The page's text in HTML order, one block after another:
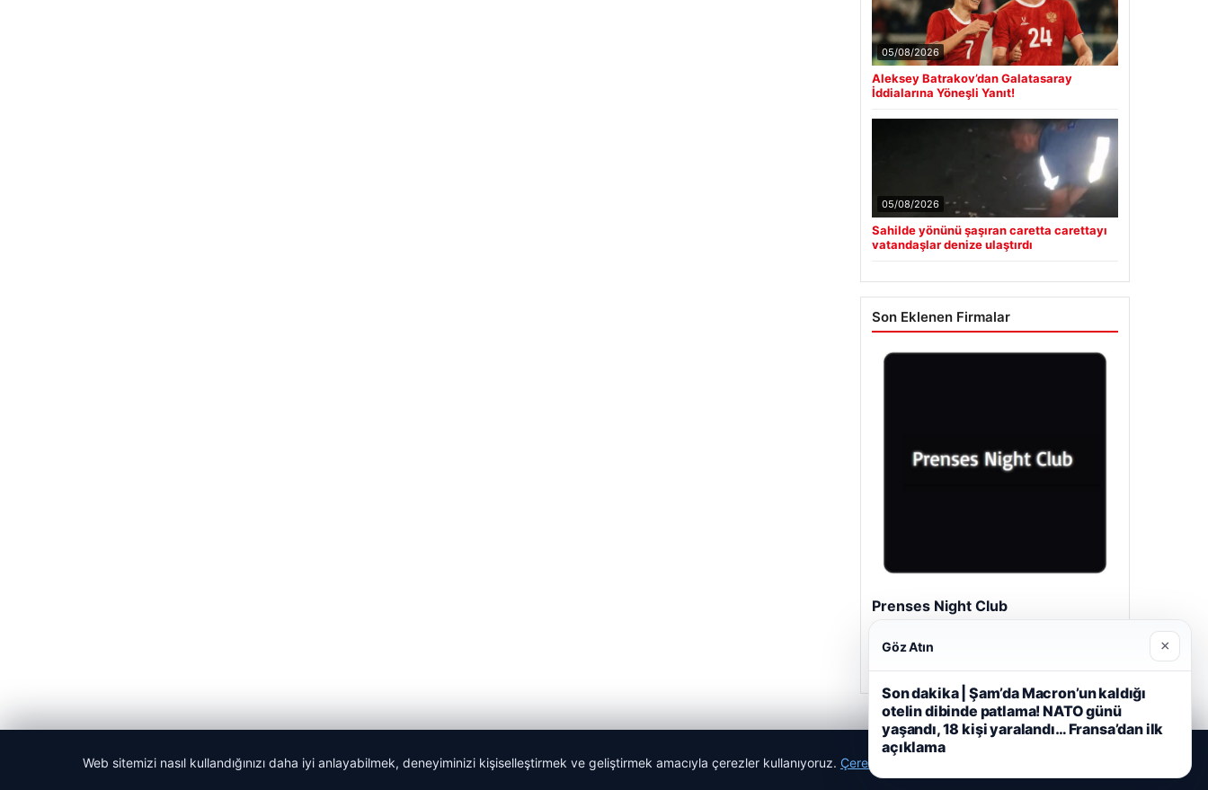
05/08/2026
Aleksey Batrakov’dan Galatasaray
İddialarına Yöneşli Yanıt!
05/08/2026
Sahilde yönünü şaşıran caretta carettayı
vatandaşlar denize ulaştırdı
Son Eklenen Firmalar
Prenses Night Club
29/04/2026
© 2026 Haber Nerede
Web sitemizi nasıl kullandığınızı daha iyi anlayabilmek, deneyiminizi kişiselleştirmek ve geliştirmek amacıyla çerezler kullanıyoruz. Çerez Politikamız
Göz Atın ×
Son dakika | Şam’da Macron’un kaldığı
otelin dibinde patlama! NATO günü
yaşandı, 18 kişi yaralandı… Fransa’dan ilk
açıklama